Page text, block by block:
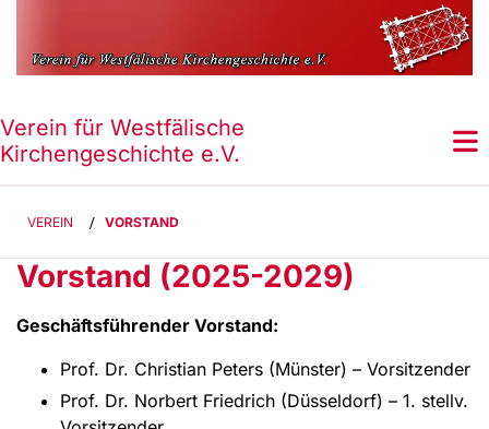
Verein für Westfälische
Kirchengeschichte e.V.
VEREIN / VORSTAND
Vorstand (2025-2029)
Geschäftsführender Vorstand:
Prof. Dr. Christian Peters (Münster) – Vorsitzender
Prof. Dr. Norbert Friedrich (Düsseldorf) – 1. stellv.